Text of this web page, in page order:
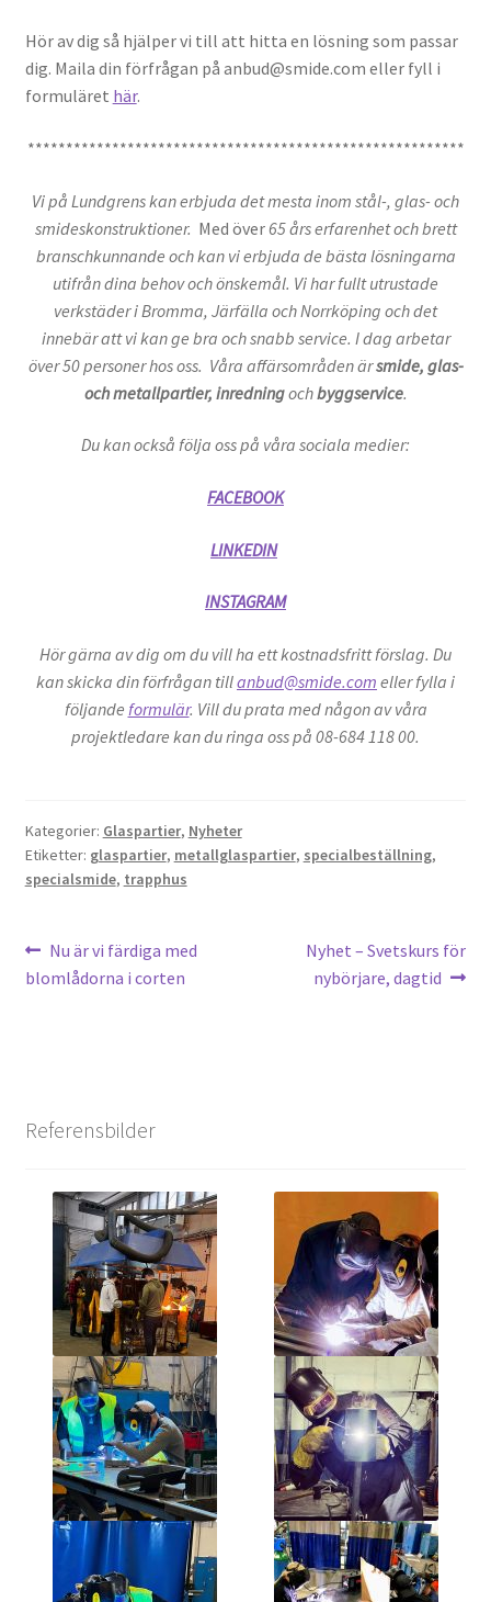
Hör av dig så hjälper vi till att hitta en lösning som passar
dig. Maila din förfrågan på anbud@smide.com eller fyll i
formuläret här.
*********************************************************
Vi på Lundgrens kan erbjuda det mesta inom stål-, glas- och
smideskonstruktioner. Med över65 års erfarenhet och brett
branschkunnande och kan vi erbjuda de bästa lösningarna
utifrån dina behov och önskemål. Vi har fullt utrustade
verkstäder i Bromma, Järfälla och Norrköping och det
innebär att vi kan ge bra och snabb service. I dag arbetar
över 50 personer hos oss. Våra affärsområden ärsmide, glas-
och metallpartier, inredningochbyggservice.
Du kan också följa oss på våra sociala medier:
FACEBOOK
LINKEDIN
INSTAGRAM
Hör gärna av dig om du vill ha ett kostnadsfritt förslag. Du
kan skicka din förfrågan tillanbud@smide.com eller fylla i
följande formulär. Vill du prata med någon av våra
projektledare kan du ringa oss på 08-684 118 00.
Kategorier: Glaspartier, Nyheter
Etiketter: glaspartier, metallglaspartier, specialbeställning,
specialsmide, trapphus
Inläggsnavigering
Föregående
inlägg:
Nu är vi färdiga med
blomlådorna i corten
Nästa
inlägg:
Nyhet – Svetskurs för
nybörjare, dagtid
Referensbilder